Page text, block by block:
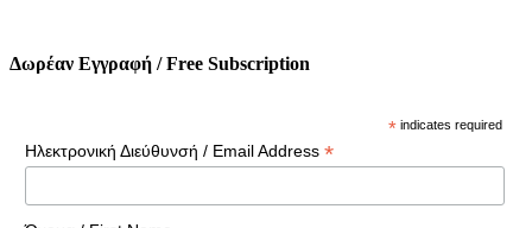
Δωρέαν Εγγραφή / Free Subscription
* indicates required
Ηλεκτρονική Διεύθυνσή / Email Address *